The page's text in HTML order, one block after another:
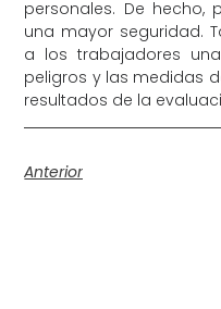
personales. De
una mayor seguridad.
a los trabajadores
peligros y las medidas
resultados de la
Anterior